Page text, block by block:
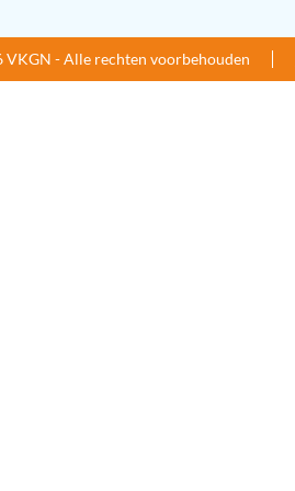
VKGN - Alle rechten voorbehouden